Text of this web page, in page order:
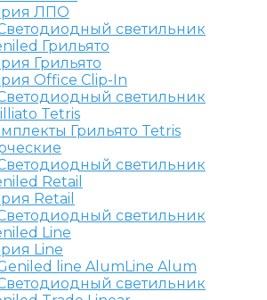
ЛПО
Грильято
Office Clip-In
Грильято Tetris
Retail
Line
Line Alum